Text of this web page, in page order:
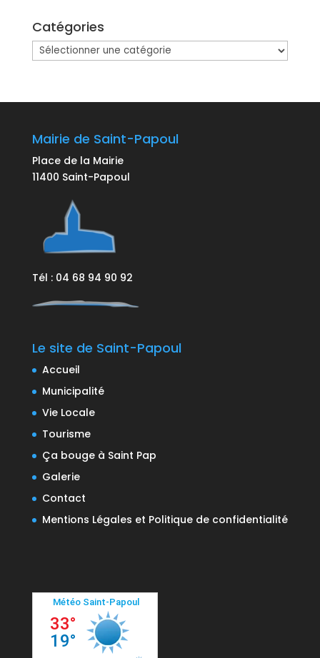
Catégories
Catégories
Mairie de Saint-Papoul
Place de la Mairie
11400 Saint-Papoul
Tél : 04 68 94 90 92
Le site de Saint-Papoul
Accueil
Municipalité
Vie Locale
Tourisme
Ça bouge à Saint Pap
Galerie
Contact
Mentions Légales et Politique de confidentialité